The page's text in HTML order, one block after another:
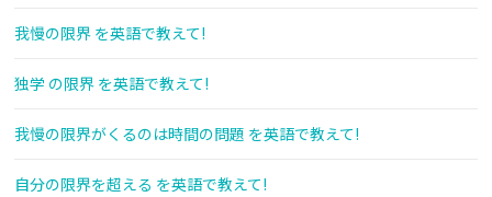
我慢の限界 を英語で教えて!
独学 の限界 を英語で教えて!
我慢の限界がくるのは時間の問題 を英語で教えて!
自分の限界を超える を英語で教えて!